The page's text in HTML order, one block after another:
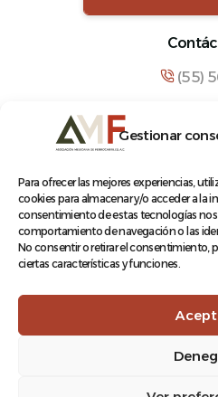
Gestionar
Para ofrecer las mejores experiencias,
cookies para almacenar y/o acceder a la
consentimiento de estas tecnologías
comportamiento de navegación o las
No consentir o retirar el consentimiento,
ciertas características y funciones.
(55)
Manuel María